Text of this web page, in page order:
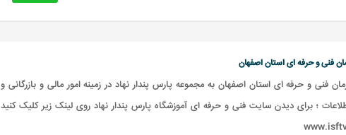
فنی و حرفه ای استان اصفهان
فنی و حرفه ای استان اصفهان به مجموعه پارس پندار نهاد در زمینه امور مالی و بازرگانی و
؛ برای دیدن سایت فنی و حرفه ای آموزشگاه پارس پندار نهاد روی لینک زیر کلیک کنید